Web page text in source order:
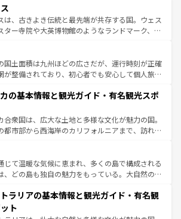
ラベンダー畑など、多彩な楽しみ方が可能だ。さ
リ以外の地域にも魅力が溢れており、どの街角に
歴史と文化が息づいている。パリ以外の個性あふ
てほしい。
この国は、どこを歩いても飽きることがない。ベ
文化的活気、バイエルン州のアルプスの絶景、そ
ン川沿いのワイン畑といった風景は必見。ビール
きな人にはぜひ体験してほしい。 なお、新着の
報はコンテンツ一覧を参照してほしい。
は、古きよき伝統と最先端が共存する国。ウェス
ター寺院や大英博物館のようなランドマーク、歴
に異なる魅力がある。また、優雅なアフタヌーン
ビール好きにはたまらない英国パブ、サッカー観
本場だからこそできる体験も豊富。イギリスを旅
を参照してほしい。
国土面積は九州ほどの広さだが、運行時刻が正確
が整備されており、初心者でも安心して個人旅行
そのまま残る町や、スイスならではのユニークな
あり、アルプス観光だけでなく町歩きも満喫する
きる。国民の所得が高いため物価も高いが、旅行
交通パス提供のサービスもあり、うまく活用すれ
ス情報は
の基本情報と観光ガイド・有名観光スポ
合衆国は、広大な土地と多様な文化が魅力の国。
都市部から西海岸のカリフォルニアまで、訪れる
巨大都市は、観光、ショッピング、エンターテイ
が詰まった刺激的なスポットだ。一方、アメリカ
大自然が広がり、グランドキャニオンやイエロー
ーオーリンズでは、音楽と美食が融合した独特の
力。旅行者はアメリカの各地域で異なる魅力を楽
ら、その多様性と豊かな歴史を感じることができ
じて温暖な気候に恵まれ、多くの島で構成される
、どの島も独自の魅力をもっている。大自然の神
見逃せない。また、定番の観光地といえばオアフ
静かな自然を求めるならマウイ島やカウアイ島が
。エメラルドグリーンに輝く海をはじめ、豊かな
ラリアの基本情報と観光ガイド・有名観
ト